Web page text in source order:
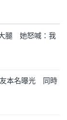
腿 她怒喊：我
友本名曝光 同時